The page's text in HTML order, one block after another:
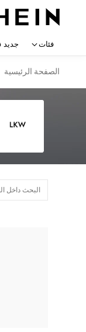
فئات جديد
الصفحة الرئيسية